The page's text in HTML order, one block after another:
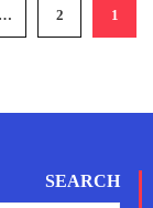
1
2
…
SEARCH